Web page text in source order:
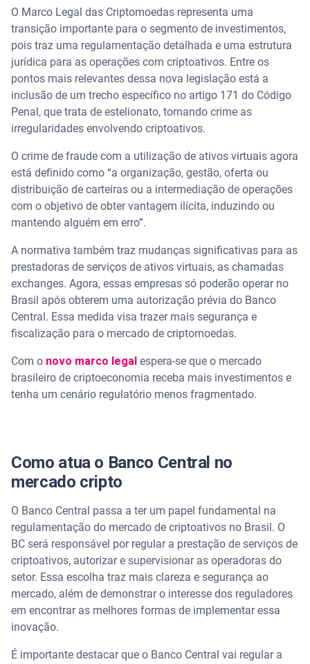
O Marco Legal das Criptomoedas representa uma
transição importante para o segmento de investimentos,
pois traz uma regulamentação detalhada e uma estrutura
jurídica para as operações com criptoativos. Entre os
pontos mais relevantes dessa nova legislação está a
inclusão de um trecho específico no artigo 171 do Código
Penal, que trata de estelionato, tornando crime as
irregularidades envolvendo criptoativos.
O crime de fraude com a utilização de ativos virtuais agora
está definido como “a organização, gestão, oferta ou
distribuição de carteiras ou a intermediação de operações
com o objetivo de obter vantagem ilícita, induzindo ou
mantendo alguém em erro”.
A normativa também traz mudanças significativas para as
prestadoras de serviços de ativos virtuais, as chamadas
exchanges. Agora, essas empresas só poderão operar no
Brasil após obterem uma autorização prévia do Banco
Central. Essa medida visa trazer mais segurança e
fiscalização para o mercado de criptomoedas.
Com o novo marco legal espera-se que o mercado
brasileiro de criptoeconomia receba mais investimentos e
tenha um cenário regulatório menos fragmentado.
Como atua o Banco Central no
mercado cripto
O Banco Central passa a ter um papel fundamental na
regulamentação do mercado de criptoativos no Brasil. O
BC será responsável por regular a prestação de serviços de
criptoativos, autorizar e supervisionar as operadoras do
setor. Essa escolha traz mais clareza e segurança ao
mercado, além de demonstrar o interesse dos reguladores
em encontrar as melhores formas de implementar essa
inovação.
É importante destacar que o Banco Central vai regular a